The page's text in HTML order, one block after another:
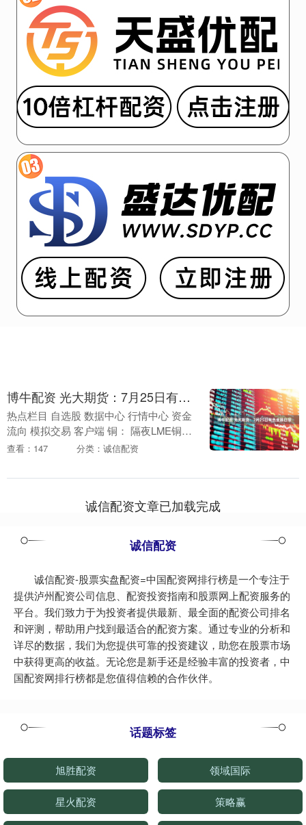
博牛配资 光大期货：7月25日有色金属日报
热点栏目 自选股 数据中心 行情中心 资金
流向 模拟交易 客户端 铜： 隔夜LME铜下
跌0.8%至9854.5美元/吨；SHFE铜下跌
查看：147 分类：诚信配资
诚信配资文章已加载完成
诚信配资
诚信配资-股票实盘配资=中国配资网排行榜是一个专注于
提供泸州配资公司信息、配资投资指南和股票网上配资服务的
平台。我们致力于为投资者提供最新、最全面的配资公司排名
和评测，帮助用户找到最适合的配资方案。通过专业的分析和
详尽的数据，我们为您提供可靠的投资建议，助您在股票市场
中获得更高的收益。无论您是新手还是经验丰富的投资者，中
国配资网排行榜都是您值得信赖的合作伙伴。
话题标签
旭胜配资 领域国际
星火配资 策略赢